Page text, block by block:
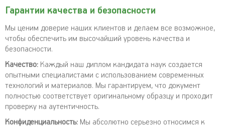
Гарантии качества и безопасности
Мы ценим доверие наших клиентов и делаем все возможное,
чтобы обеспечить им высочайший уровень качества и
безопасности.
Качество: Каждый наш диплом кандидата наук создается
опытными специалистами с использованием современных
технологий и материалов. Мы гарантируем, что документ
полностью соответствует оригинальному образцу и проходит
проверку на аутентичность.
Конфиденциальность: Мы абсолютно серьезно относимся к